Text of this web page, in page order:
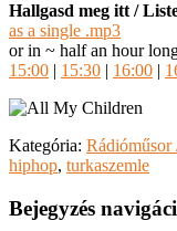
Hallgasd meg itt /
as a single .mp3
or in ~ half an hour
15:00 | 15:30 | 16:00 |
Kategória:
hiphop, turkaszemle
Bejegyzés